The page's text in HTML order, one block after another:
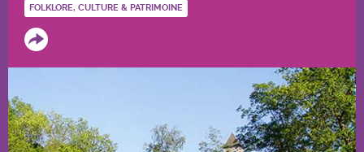
FOLKLORE, CULTURE & PATRIMOINE